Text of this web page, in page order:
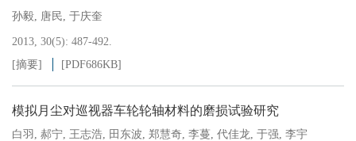
孙毅, 唐民, 于庆奎
2013, 30(5): 487-492.
[摘要]
[PDF686KB]
模拟月尘对巡视器车轮轮轴材料的磨损试验研究
白羽 , 郝宁, 王志浩, 田东波, 郑慧奇, 李蔓, 代佳龙, 于强, 李宇